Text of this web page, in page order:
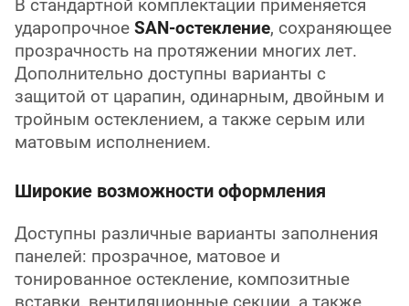
В стандартной комплектации применяется
ударопрочное SAN-остекление, сохраняющее
прозрачность на протяжении многих лет.
Дополнительно доступны варианты с
защитой от царапин, одинарным, двойным и
тройным остеклением, а также серым или
матовым исполнением.
Широкие возможности оформления
Доступны различные варианты заполнения
панелей: прозрачное, матовое и
тонированное остекление, композитные